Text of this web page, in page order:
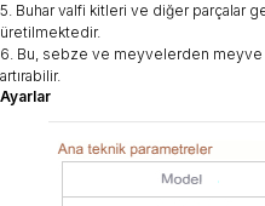
5. Buhar valfi kitleri ve diğer parçalar
üretilmektedir.
6. Bu, sebze ve meyvelerden meyve
artırabilir.
Ayarlar